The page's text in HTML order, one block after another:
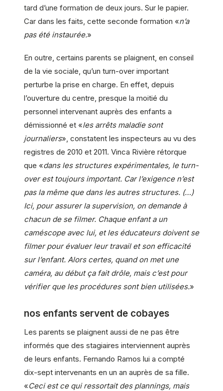
tard d’une formation de deux jours. Sur le papier.
Car dans les faits, cette seconde formation «n’a
pas été instaurée.»
En outre, certains parents se plaignent, en conseil
de la vie sociale, qu’un turn-over important
perturbe la prise en charge. En effet, depuis
l’ouverture du centre, presque la moitié du
personnel intervenant auprès des enfants a
démissionné et «les arrêts maladie sont
journaliers», constatent les inspecteurs au vu des
registres de 2010 et 2011. Vinca Rivière rétorque
que «dans les structures expérimentales, le turn-
over est toujours important. Car l’exigence n’est
pas la même que dans les autres structures. (…)
Ici, pour assurer la supervision, on demande à
chacun de se filmer. Chaque enfant a un
caméscope avec lui, et les éducateurs doivent se
filmer pour évaluer leur travail et son efficacité
sur l’enfant. Alors certes, quand on met une
caméra, au début ça fait drôle, mais c’est pour
vérifier que les procédures sont bien utilisées.»
nos enfants servent de cobayes
Les parents se plaignent aussi de ne pas être
informés que des stagiaires interviennent auprès
de leurs enfants. Fernando Ramos lui a compté
dix-sept intervenants en un an auprès de sa fille.
«Ceci est ce qui ressortait des plannings, mais